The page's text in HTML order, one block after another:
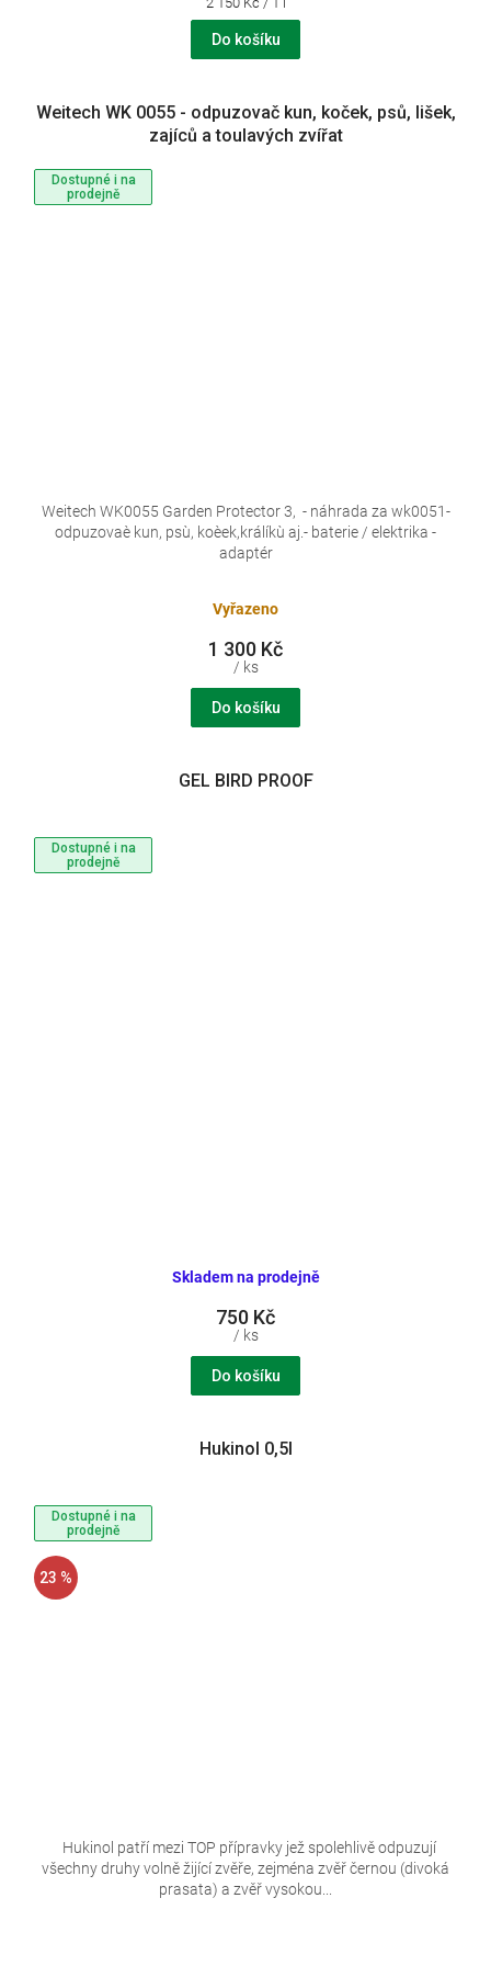
cena:
Do košíku
Dostupné i na
prodejně
Weitech WK 0055 - odpuzovač kun, koček, psů, lišek,
zajíců a toulavých zvířat
Vyřazeno
1 300 Kč
/ ks
Do košíku
Weitech WK0055 Garden Protector 3, - náhrada za wk0051-
odpuzovaè kun, psù, koèek,králíkù aj.- baterie / elektrika -
adaptér
Dostupné i na
prodejně
GEL BIRD PROOF
Skladem na prodejně
750 Kč
/ ks
Do košíku
Dostupné i na
prodejně
23 %
Hukinol 0,5l
Hukinol patří mezi TOP přípravky jež spolehlivě odpuzují
všechny druhy volně žijící zvěře, zejména zvěř černou (divoká
prasata) a zvěř vysokou...